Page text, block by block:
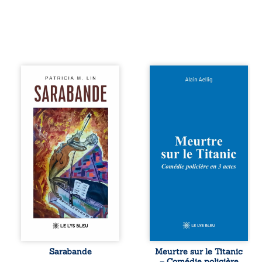
Aux chants
crépitants de l’été,
Sous le silence
ouaté de la neige
en hiver, Au cours
de nuits pâles,
Dans la clarté
bienveillante de la
lune, Rêves,
pensées, révoltes
et espoirs… Des
mots s’assemblent,
colorés, rebelles
aux règles de la
poésie, mais
chantant en
forment une
sarabande,
Sarabande
Et si le naufrage
en 1912, un
meurtre est
commis. Le drame
disparaît avec le
tard, la
l’épave fait
resurgir un secret
Meurtre sur le Titanic